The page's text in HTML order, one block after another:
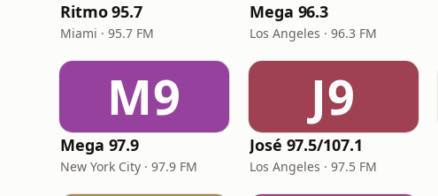
Ritmo 95.7
Miami · 95.7 FM
Mega 96.3
Los Angeles · 96.3 FM
M9
Mega 97.9
New York City · 97.9 FM
J9
José 97.5/107.1
Los Angeles · 97.5 FM